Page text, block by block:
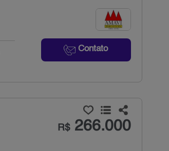
Contato
R$266.000